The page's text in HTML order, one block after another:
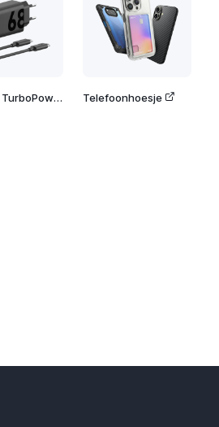
Motorola TurboPower 68W Wall Charger Telefoonhoesje